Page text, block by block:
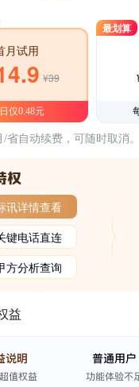
月试用
¥39
仅0.48元
最划算
省自动续费，可随时取消。
讯详情查看
键电话直连
方分析查询
益